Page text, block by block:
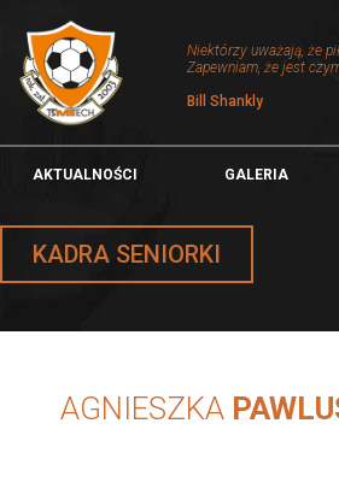
Niektórzy uważają, że
Zapewniam, że jest
Bill Shankly
AKTUALNOŚCI GALERIA
KADRA SENIORKI
AGNIESZKA